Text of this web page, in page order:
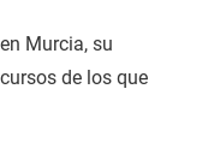
Murcia, su
de los que